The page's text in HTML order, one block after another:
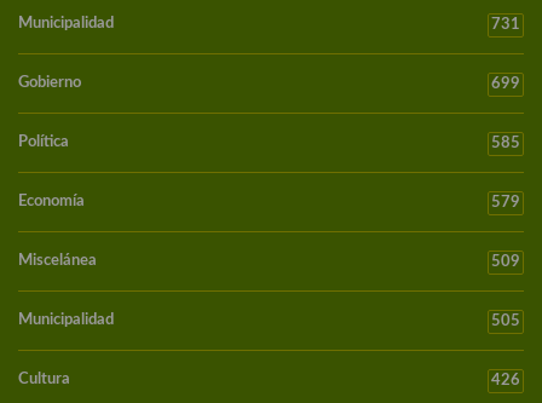
Municipalidad 731
Gobierno 699
Política 585
Economía 579
Miscelánea 509
Municipalidad 505
Cultura 426